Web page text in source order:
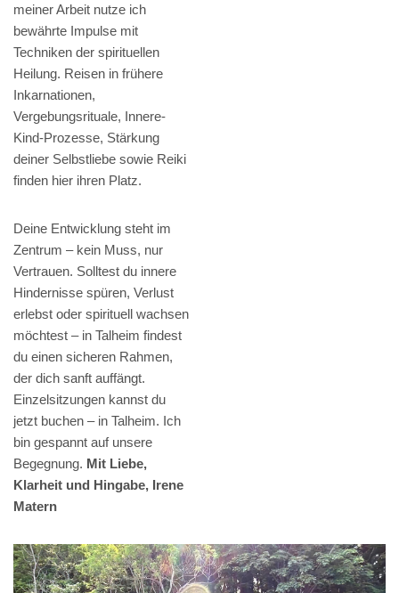
meiner Arbeit nutze ich
bewährte Impulse mit
Techniken der spirituellen
Heilung. Reisen in frühere
Inkarnationen,
Vergebungsrituale, Innere-
Kind-Prozesse, Stärkung
deiner Selbstliebe sowie Reiki
finden hier ihren Platz.
Deine Entwicklung steht im
Zentrum – kein Muss, nur
Vertrauen. Solltest du innere
Hindernisse spüren, Verlust
erlebst oder spirituell wachsen
möchtest – in Talheim findest
du einen sicheren Rahmen,
der dich sanft auffängt.
Einzelsitzungen kannst du
jetzt buchen – in Talheim. Ich
bin gespannt auf unsere
Begegnung. Mit Liebe,
Klarheit und Hingabe, Irene
Matern